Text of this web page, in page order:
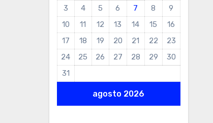
agosto 2026
3
4 5 6 7 8
9
10
11 12 13 14 15
16
17
18 19 20 21 22
23
24
25 26 27 28 29
30
31